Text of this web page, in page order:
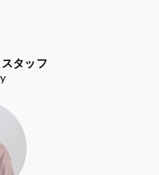
タッフ